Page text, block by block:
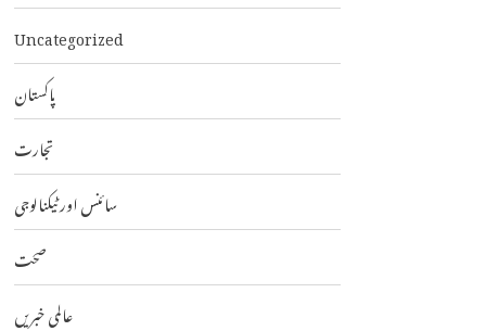
Uncategorized
پاکستان
تجارت
سائنس اور ٹیکنالوجی
صحت
عالمی خبریں